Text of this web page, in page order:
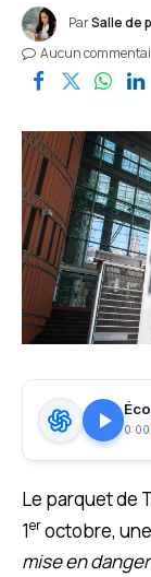
ParSalle de
Aucun
0:00
Le parquet de
1eroctobre,
mise en